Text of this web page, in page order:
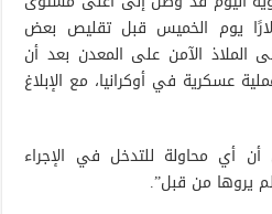
شهرًا عند 1949 دولارًا يوم الخميس قبل تقليص بعض
الملاذ الآمن على المعدن بعد أن
عسكرية في أوكرانيا، مع الإبلاغ
أي محاولة للتدخل في الإجراء
يروها من قبل”.